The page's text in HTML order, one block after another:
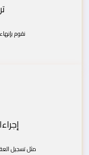
نقوم
مثل تسجيل